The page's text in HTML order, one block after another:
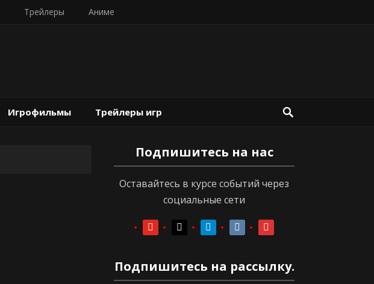
Трейлеры Аниме
Игрофильмы Трейлеры игр
Подпишитесь на нас
Оставайтесь в курсе событий через
социальные сети
youtubeyoutubetelegramvkontaktevkontakte
Подпишитесь на рассылку.